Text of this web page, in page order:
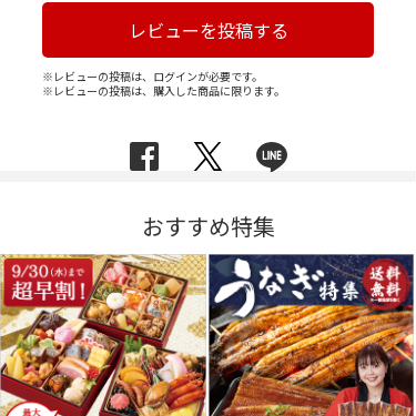
レビューを投稿する
※レビューの投稿は、ログインが必要です。
※レビューの投稿は、購入した商品に限ります。
おすすめ特集